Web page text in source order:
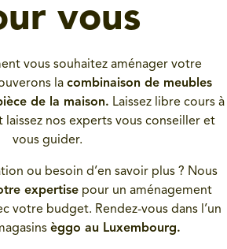
vous
vous souhaitez aménager votre
la combinaison de meubles
de la maison. Laissez libre cours à
nos experts vous conseiller et
vous guider.
ou besoin d’en savoir plus ? Nous
expertisepour un aménagement
votre budget. Rendez-vous dans l’un
èggo au Luxembourg.